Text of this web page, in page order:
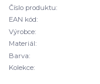
Číslo produktu:
EAN kód:
Výrobce:
Materiál:
Barva:
Kolekce: